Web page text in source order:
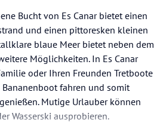
Bucht von Es Canar bietet einen
und einen pittoresken kleinen
blaue Meer bietet neben dem
Möglichkeiten. In Es Canar
oder Ihren Freunden Tretboote
fahren und somit
Mutige Urlauber können
Wasserski ausprobieren.